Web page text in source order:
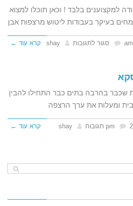
למקצוענים בלבד ! וכאן תוכלו למצוא
בעיקר בעבודות ליטוש מרצפות אבן
סגור לתגובותעל
shay קרא עוד ←
שכבר בהרבה בתים כבר התחילו להבין
ומעלות את ערך הרצפה
2 תגובות shay קרא עוד ←